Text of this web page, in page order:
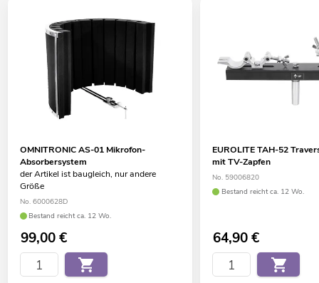
OMNITRONIC AS-01 Mikrofon-
Absorbersystem
der Artikel ist baugleich, nur andere
Größe
No. 6000628D
Bestand reicht ca. 12 Wo.
99,00€
EUROLITE TAH-52
mit TV-Zapfen
No. 59006820
Bestand reicht ca. 12 Wo.
64,90€